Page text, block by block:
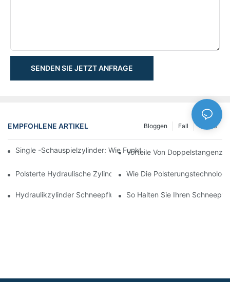
SENDEN SIE JETZT ANFRAGE
EMPFOHLENE ARTIKEL NEWS
Fall
Bloggen
Single -Schauspielzylinder: Wie Funktioniert Es & Gemeinsame
Vorteile Von
Polsterte Hydraulische Zylinder: Verringerung Der Auswirkung
Wie Die
Hydraulikzylinder Schneepflug: Schlüsselmerkmale Für Harte
So Halten Sie Ihren